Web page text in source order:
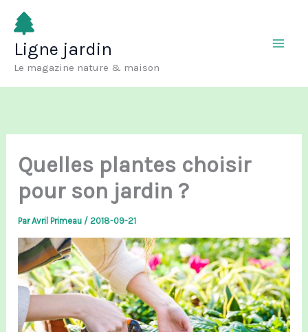
Aller
contenu
Ligne jardin
Le magazine nature & maison
Quelles plantes choisir
pour son jardin ?
ParAvril Primeau /2018-09-21